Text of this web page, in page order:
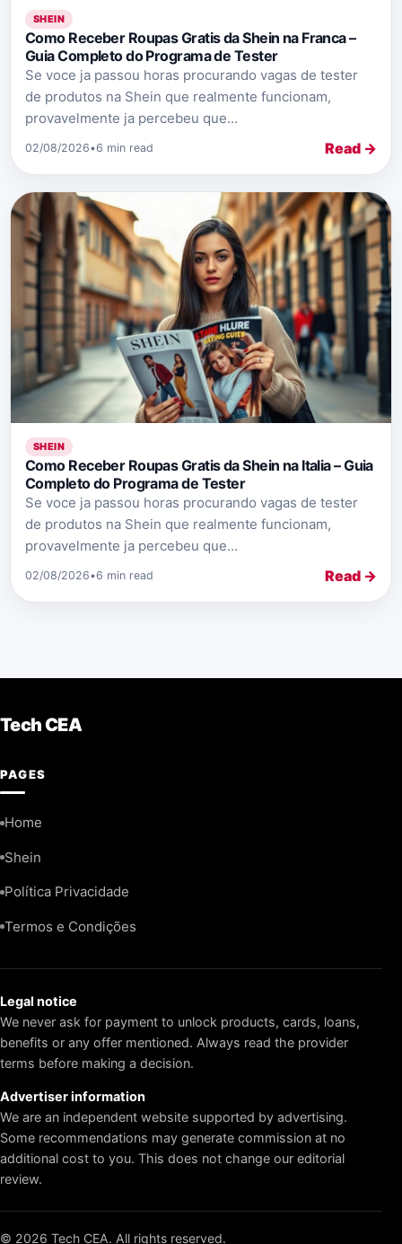
SHEIN
Como Receber Roupas Gratis da Shein na Franca –
Guia Completo do Programa de Tester
Se voce ja passou horas procurando vagas de tester
de produtos na Shein que realmente funcionam,
provavelmente ja percebeu que...
02/08/2026•6 min read Read →
SHEIN
Como Receber Roupas Gratis da Shein na Italia – Guia
Completo do Programa de Tester
Se voce ja passou horas procurando vagas de tester
de produtos na Shein que realmente funcionam,
provavelmente ja percebeu que...
02/08/2026•6 min read Read →
Tech CEA
PAGES
Home
Shein
Política Privacidade
Termos e Condições
Legal notice
We never ask for payment to unlock products, cards, loans,
benefits or any offer mentioned. Always read the provider
terms before making a decision.
Advertiser information
We are an independent website supported by advertising.
Some recommendations may generate commission at no
additional cost to you. This does not change our editorial
review.
© 2026 Tech CEA. All rights reserved.